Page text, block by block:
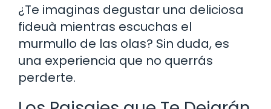
¿Te imaginas degustar una deliciosa
fideuà mientras escuchas el
murmullo de las olas? Sin duda, es
una experiencia que no querrás
perderte.